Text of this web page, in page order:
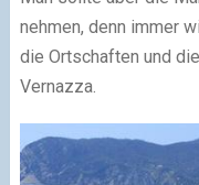
nehmen, denn immer
die Ortschaften und
Vernazza.